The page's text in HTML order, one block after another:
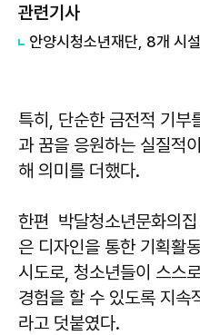
관련기사
특히, 단순한 금전적 기부
과 꿈을 응원하는 실질적
해 의미를 더했다.
한편 박달청소년문화의집
은 디자인을 통한 기획활
시도로, 청소년들이 스스
경험을 할 수 있도록 지속
라고 덧붙였다.